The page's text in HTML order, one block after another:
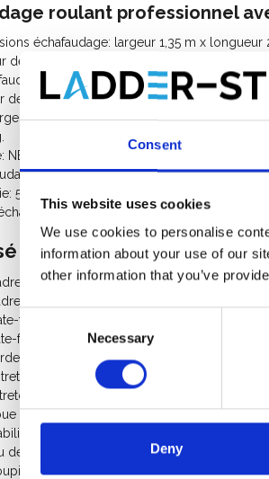
Consent
This website uses cookies
We use cookies to personalise
information about your use of our
other information that you’ve
Consent
Selection
Necessary
Deny
roulant professionnel
échafaudage: largeur 1,35 m x longueur
de travail 10,20 m / hauteur de plate-forme
peut être agrandi avec d’autres
de travail jusqu’à 14,20 m.
admissible par plancher est de 250 Kg
NEN-EN 1004, EN 1298, TÜV-GS
Classe III (200 Kg/m²)
5 ans
+ remorque: 545 Kg
du kit d'échafaudage:
135-28-7
135-28-4
forme 250
forme avec trappe 250
corps de sécurité 250
horizontale 250
diagonale 250
200 mm avec soccle en acier, nylon
télescopique 200
de plinthes en aluminium
de sécurité